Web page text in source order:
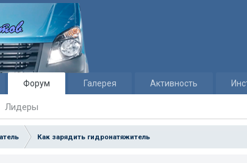
Форум
Лидеры
Галерея Активность
Как зарядить гидронатяжитель